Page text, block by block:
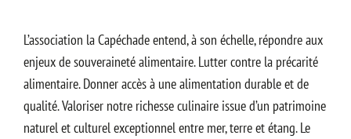
L’association la Capéchade entend, à son échelle, répondre aux
enjeux de souveraineté alimentaire. Lutter contre la précarité
alimentaire. Donner accès à une alimentation durable et de
qualité. Valoriser notre richesse culinaire issue d’un patrimoine
naturel et culturel exceptionnel entre mer, terre et étang. Le